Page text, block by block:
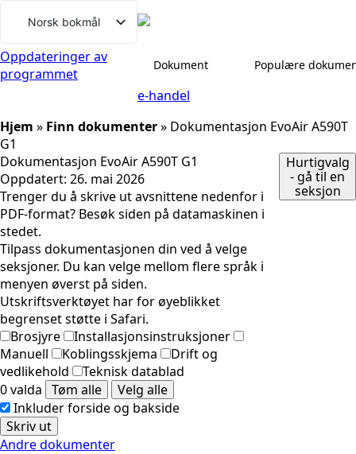
innhold
Norsk bokmål
Svenska
English (UK)
Dansk
Suomi
Eesti
Latviešu valoda
Lietuvių kalba
Oppdateringer av
programmet
Dokument Populære
e-handel
Hjem » Finn dokumenter» Dokumentasjon EvoAir A590T
G1
Dokumentasjon EvoAir A590T G1
Oppdatert: 26. mai 2026
Trenger du å skrive ut avsnittene nedenfor i
PDF-format? Besøk siden på datamaskinen i
stedet.
Tilpass dokumentasjonen din ved å velge
seksjoner. Du kan velge mellom flere språk i
menyen øverst på siden.
Utskriftsverktøyet har for øyeblikket
begrenset støtte i Safari.
Brosjyre
Installasjonsinstruksjoner
Manuell
Koblingsskjema
Drift og
vedlikehold
Teknisk datablad
0 valda Tøm alle
Velg alle
Inkluder forside og bakside
Skriv ut
Andre dokumenter
Hurtigvalg
- gå til en
seksjon